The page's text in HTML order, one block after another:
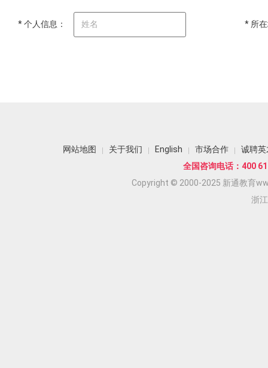
* 个人信息： * 所
网站地图 关于我们 English 市场合作
诚聘英
全国咨询电话：400
Copyright © 2000-2025 新通教育
浙